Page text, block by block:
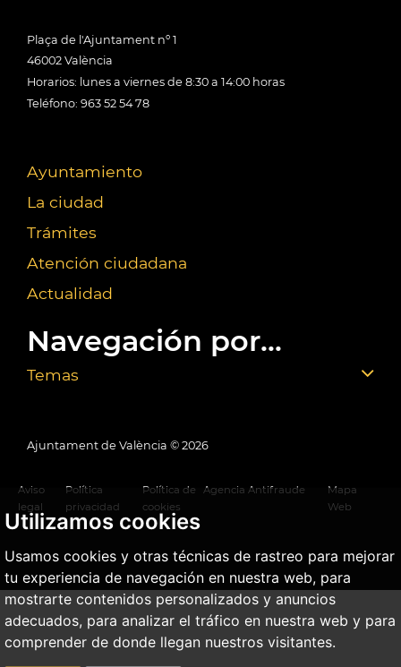
Utilizamos cookies
Usamos cookies y otras técnicas de rastreo para mejorar
tu experiencia de navegación en nuestra web, para
mostrarte contenidos personalizados y anuncios
adecuados, para analizar el tráfico en nuestra web y para
comprender de donde llegan nuestros visitantes.
Plaça de l'Ajuntament nº 1
46002 València
Horarios: lunes a viernes de 8:30 a 14:00 horas
Teléfono: 963 52 54 78
Ayuntamiento
La ciudad
Trámites
Atención ciudadana
Actualidad
Navegación por...
Temas
Ajuntament de València © 2026
Aviso
legal
Política
privacidad
Política de
cookies
Agencia Antifraude
Mapa
Web